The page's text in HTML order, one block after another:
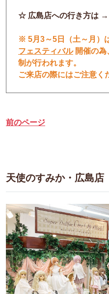
☆ 広島店への行き方は →
※ 5月3～5日（土～月）
フェスティバル開催の為
制が行われます。
ご来店の際にはご注意く
前のページ
天使のすみか・広島店